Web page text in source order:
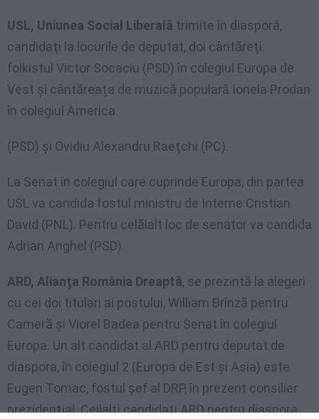
USL, Uniunea Social Liberală trimite în diasporă,
candidaţi la locurile de deputat, doi cântăreţi:
folkistul Victor Socaciu (PSD) în colegiul Europa de
Vest şi cântăreaţa de muzică populară Ionela Prodan
în colegiul America.
(PSD) şi Ovidiu Alexandru Raeţchi (PC).
La Senat în colegiul care cuprinde Europa, din partea
USL va candida fostul ministru de Interne Cristian
David (PNL). Pentru celălalt loc de senator va candida
Adrian Anghel (PSD).
ARD, Alianţa România Dreaptă, se prezintă la alegeri
cu cei doi titulari ai postului, William Brînză pentru
Cameră şi Viorel Badea pentru Senat în colegiul
Europa. Un alt candidat al ARD pentru deputat de
diaspora, în colegiul 2 (Europa de Est şi Asia) este
Eugen Tomac, fostul şef al DRP, în prezent consilier
prezidenţial. Ceilalţi candidaţi ARD pentru diaspora